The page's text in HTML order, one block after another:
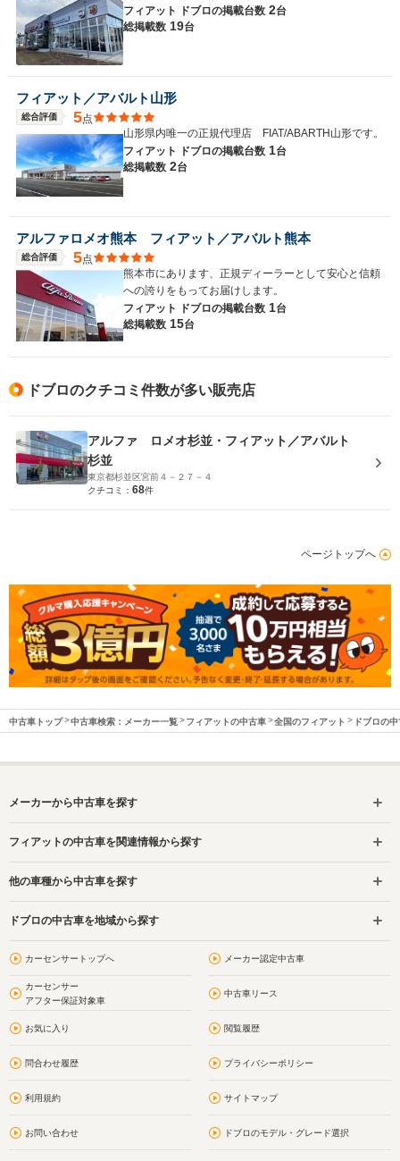
フィアット ドブロの掲載台数 2台
総掲載数 19台
フィアット／アバルト山形
総合評価 5点
山形県内唯一の正規代理店 FIAT/ABARTH山形です。
フィアット ドブロの掲載台数 1台
総掲載数 2台
アルファロメオ熊本 フィアット／アバルト熊本
総合評価 5点
熊本市にあります、正規ディーラーとして安心と信頼
への誇りをもってお届けします。
フィアット ドブロの掲載台数 1台
総掲載数 15台
ドブロのクチコミ件数が多い販売店
アルファ ロメオ杉並・フィアット／アバルト
杉並
東京都杉並区宮前４－２７－４
クチコミ： 68件
ページトップへ
中古車トップ 中古車検索：メーカー一覧 フィアットの中古車 全国のフィアット ドブロの
メーカーから中古車を探す
フィアットの中古車を関連情報から探す
他の車種から中古車を探す
ドブロの中古車を地域から探す
カーセンサートップへ メーカー認定中古車
カーセンサー
アフター保証対象車
中古車リース
お気に入り 閲覧履歴
問合わせ履歴 プライバシーポリシー
利用規約 サイトマップ
お問い合わせ ドブロのモデル・グレード選択